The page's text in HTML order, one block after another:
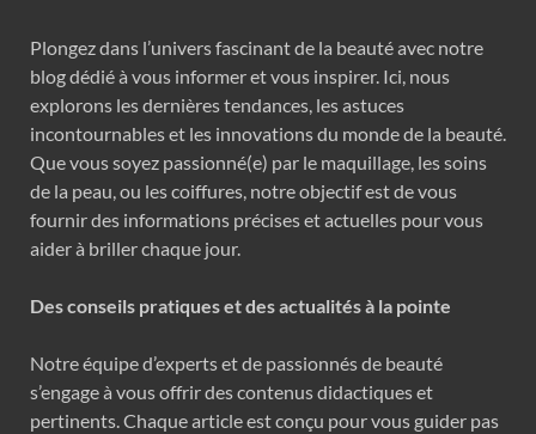
Plongez dans l’univers fascinant de la beauté avec notre
blog dédié à vous informer et vous inspirer. Ici, nous
explorons les dernières tendances, les astuces
incontournables et les innovations du monde de la beauté.
Que vous soyez passionné(e) par le maquillage, les soins
de la peau, ou les coiffures, notre objectif est de vous
fournir des informations précises et actuelles pour vous
aider à briller chaque jour.
Des conseils pratiques et des actualités à la pointe
Notre équipe d’experts et de passionnés de beauté
s’engage à vous offrir des contenus didactiques et
pertinents. Chaque article est conçu pour vous guider pas